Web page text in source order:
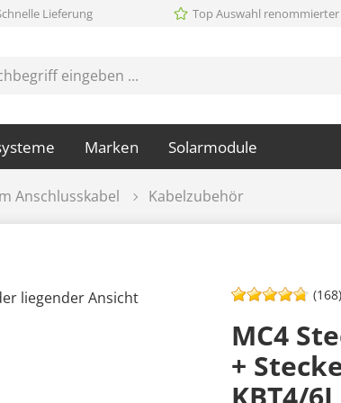
Lieferung Top Auswahl
Marken Solarmodule
Anschlusskabel Kabelzubehör
MC4
+
(168)